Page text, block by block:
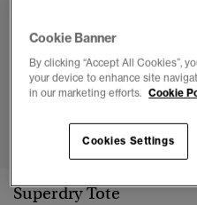
1 2
Superdry Tote
Cookie Banner
By clicking “Accept All Cookies”,
your device to enhance site
in our marketing efforts. Cookie
Cookies Settings